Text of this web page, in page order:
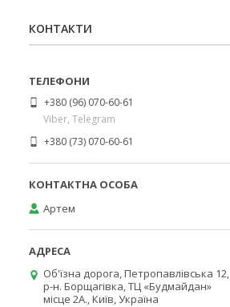
КОНТАКТИ
+380 (96) 070-60-61
Viber, Telegram
+380 (73) 070-60-61
Артем
Об'їзна дорога, Петропавлівська 12,
р-н. Борщагівка, ТЦ «Будмайдан»
місце 2А., Київ, Україна